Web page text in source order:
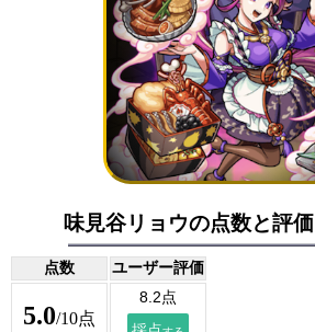
味見谷リョウの点数と評価
点数 ユーザー評価
5.0/10点